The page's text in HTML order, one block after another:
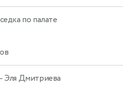
по палате
Эля Дмитриева